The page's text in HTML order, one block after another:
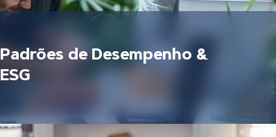
Padrões de Desempenho &
ESG